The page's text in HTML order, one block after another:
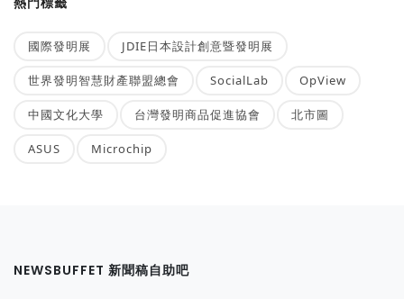
國際發明展 JDIE日本設計創意暨發明展
世界發明智慧財產聯盟總會 SocialLab OpView
中國文化大學 台灣發明商品促進協會 北市圖
ASUS Microchip
NEWSBUFFET 新聞稿自助吧